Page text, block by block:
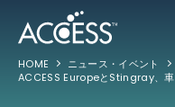
HOME ニュース・イベント